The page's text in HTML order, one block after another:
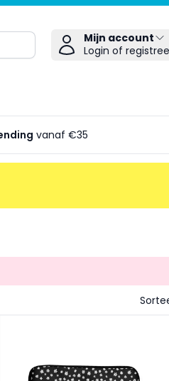
Mijn account
Login of
vanaf €35